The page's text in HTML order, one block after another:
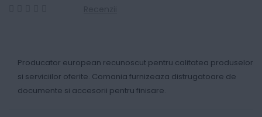
Producator european recunoscut pentru calitatea produselor
si serviciilor oferite. Comania furnizeaza distrugatoare de
documente si accesorii pentru finisare.